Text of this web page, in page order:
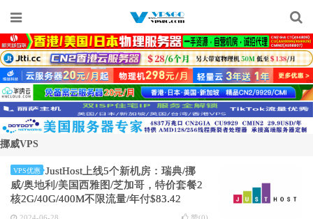
挪威VPS
VPS优惠
JustHost上线5个新机房：瑞典/挪
威/奥地利/美国西雅图/芝加哥，特价套餐2
核2G/40G/400M不限流量/年付$83.42